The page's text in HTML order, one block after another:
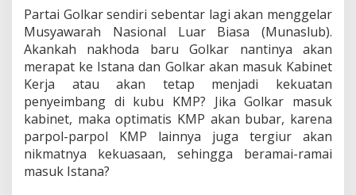
Partai Golkar sendiri sebentar lagi akan menggelar
Musyawarah Nasional Luar Biasa (Munaslub).
Akankah nakhoda baru Golkar nantinya akan
merapat ke Istana dan Golkar akan masuk Kabinet
Kerja atau akan tetap menjadi kekuatan
penyeimbang di kubu KMP? Jika Golkar masuk
kabinet, maka optimatis KMP akan bubar, karena
parpol-parpol KMP lainnya juga tergiur akan
nikmatnya kekuasaan, sehingga beramai-ramai
masuk Istana?